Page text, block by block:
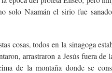
solo Naamán el sirio fue
cosas, todos en la sinagoga
arrastraron a Jesús fuera de
de la montaña donde se